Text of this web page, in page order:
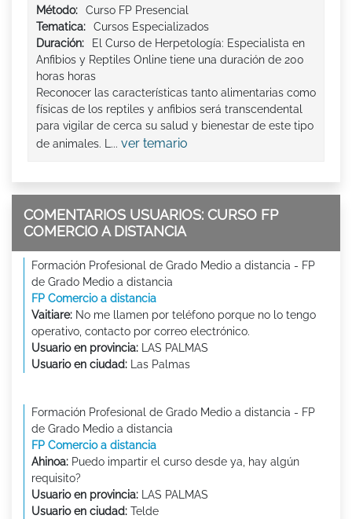
Método:
Curso FP Presencial
Tematica:
Cursos Especializados
Duración:
El Curso de Herpetología: Especialista en
Anfibios y Reptiles Online tiene una duración de 200
horas horas
Reconocer las características tanto alimentarias como
físicas de los reptiles y anfibios será transcendental
para vigilar de cerca su salud y bienestar de este tipo
de animales. L... ver temario
COMENTARIOS USUARIOS: CURSO FP
COMERCIO A DISTANCIA
Formación Profesional de Grado Medio a distancia - FP
de Grado Medio a distancia
FP Comercio a distancia
Vaitiare: No me llamen por teléfono porque no lo tengo
operativo, contacto por correo electrónico.
Usuario en provincia: LAS PALMAS
Usuario en ciudad: Las Palmas
Formación Profesional de Grado Medio a distancia - FP
de Grado Medio a distancia
FP Comercio a distancia
Ahinoa: Puedo impartir el curso desde ya, hay algún
requisito?
Usuario en provincia: LAS PALMAS
Usuario en ciudad: Telde